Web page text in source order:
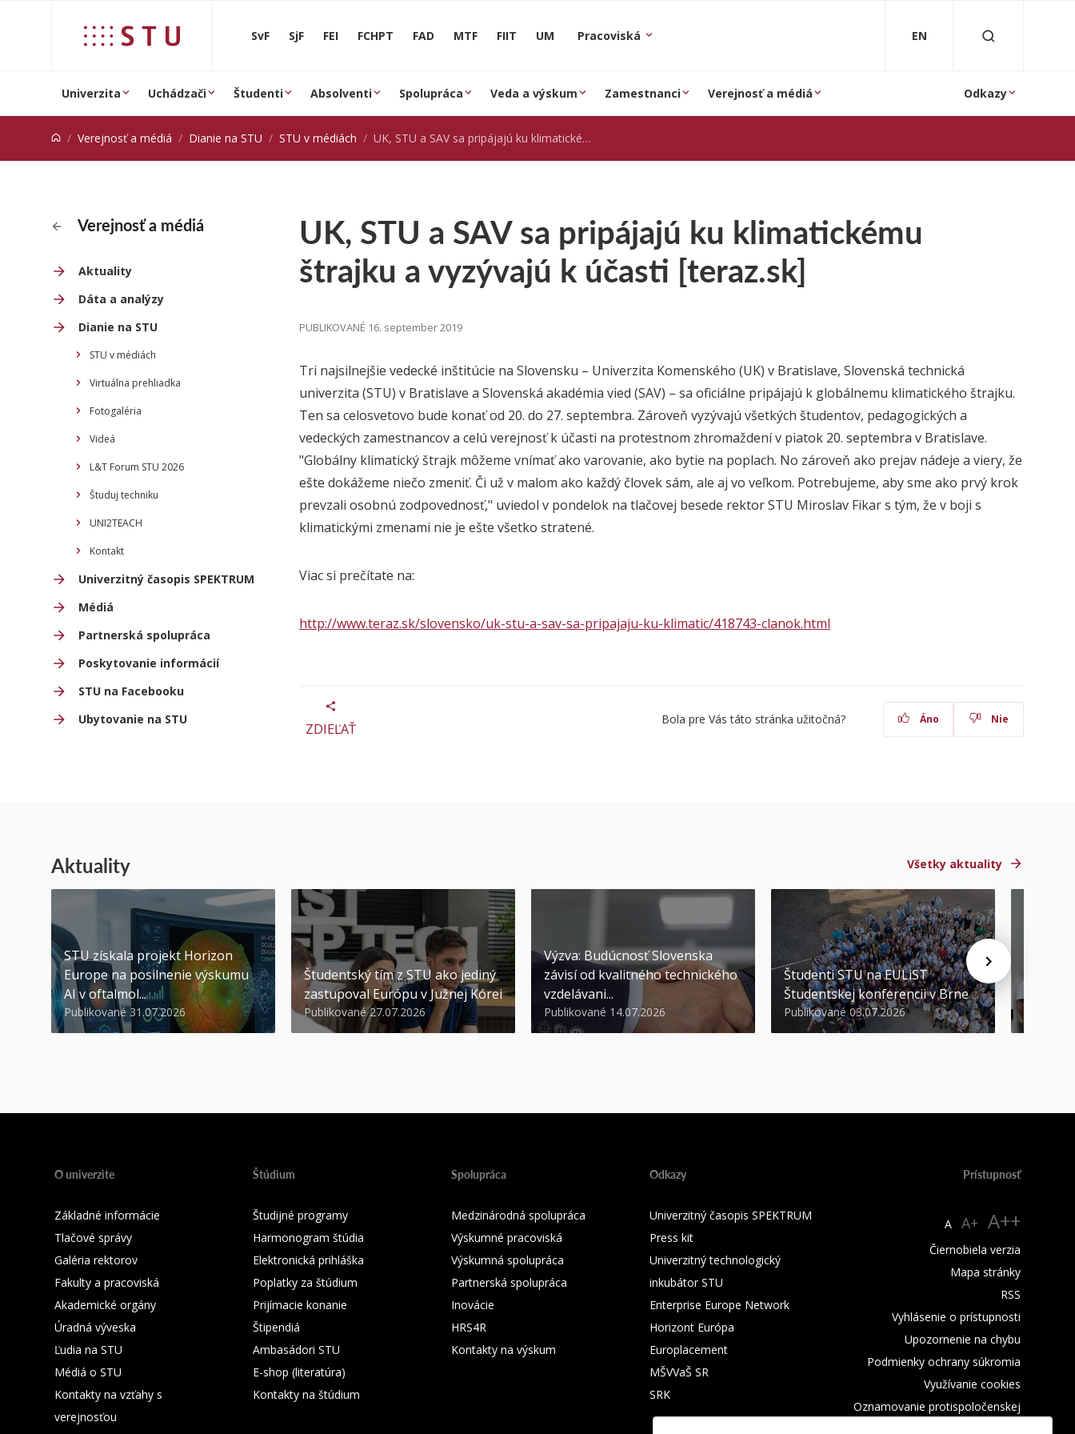
SvF SjF FEI FCHPT FAD MTF FIIT UM Pracoviská EN
Univerzita Uchádzači Študenti Absolventi Spolupráca Veda a výskum Zamestnanci Verejnosť a médiá Odkazy
Verejnosť a médiá Dianie na STU STU v médiách UK, STU a SAV sa pripájajú ku klimatickému štrajku a vyzývajú k účasti [teraz.sk]
Verejnosť a médiá
Aktuality
Dáta a analýzy
Dianie na STU
STU v médiách
Virtuálna prehliadka
Fotogaléria
Videá
L&T Forum STU 2026
Študuj techniku
UNI2TEACH
Kontakt
Univerzitný časopis SPEKTRUM
Médiá
Partnerská spolupráca
Poskytovanie informácií
STU na Facebooku
Ubytovanie na STU
UK, STU a SAV sa pripájajú ku klimatickému
štrajku a vyzývajú k účasti [teraz.sk]
PUBLIKOVANÉ 16. september 2019
Tri najsilnejšie vedecké inštitúcie na Slovensku – Univerzita Komenského (UK) v Bratislave, Slovenská technická
univerzita (STU) v Bratislave a Slovenská akadémia vied (SAV) – sa oficiálne pripájajú k globálnemu klimatického štrajku.
Ten sa celosvetovo bude konať od 20. do 27. septembra. Zároveň vyzývajú všetkých študentov, pedagogických a
vedeckých zamestnancov a celú verejnosť k účasti na protestnom zhromaždení v piatok 20. septembra v Bratislave.
"Globálny klimatický štrajk môžeme vnímať ako varovanie, ako bytie na poplach. No zároveň ako prejav nádeje a viery, že
ešte dokážeme niečo zmeniť. Či už v malom ako každý človek sám, ale aj vo veľkom. Potrebujeme, aby sme ako prvý krok
prevzali osobnú zodpovednosť," uviedol v pondelok na tlačovej besede rektor STU Miroslav Fikar s tým, že v boji s
klimatickými zmenami nie je ešte všetko stratené.
Viac si prečítate na:
http://www.teraz.sk/slovensko/uk-stu-a-sav-sa-pripajaju-ku-klimatic/418743-clanok.html
ZDIEĽAŤ
Bola pre Vás táto stránka užitočná? Áno Nie
Aktuality Všetky aktuality
STU získala projekt Horizon
Europe na posilnenie výskumu
AI v oftalmol...
Publikované 31.07.2026
Študentský tím z STU ako jediný
zastupoval Európu v Južnej Kórei
Publikované 27.07.2026
Výzva: Budúcnosť Slovenska
závisí od kvalitného technického
vzdelávani...
Publikované 14.07.2026
Študenti STU na EULiST
Študentskej konferencii v Brne
Publikované 03.07.2026
O univerzite
Základné informácie
Tlačové správy
Galéria rektorov
Fakulty a pracoviská
Akademické orgány
Úradná výveska
Ľudia na STU
Médiá o STU
Kontakty na vzťahy s
verejnosťou
Štúdium
Študijné programy
Harmonogram štúdia
Elektronická prihláška
Poplatky za štúdium
Prijímacie konanie
Štipendiá
Ambasádori STU
E-shop (literatúra)
Kontakty na štúdium
Spolupráca
Medzinárodná spolupráca
Výskumné pracoviská
Výskumná spolupráca
Partnerská spolupráca
Inovácie
HRS4R
Kontakty na výskum
Odkazy
Univerzitný časopis SPEKTRUM
Press kit
Univerzitný technologický
inkubátor STU
Enterprise Europe Network
Horizont Európa
Europlacement
MŠVVaŠ SR
SRK
Prístupnosť
A A+ A++
Čiernobiela verzia
Mapa stránky
RSS
Vyhlásenie o prístupnosti
Upozornenie na chybu
Podmienky ochrany súkromia
Využívanie cookies
Oznamovanie protispoločenskej